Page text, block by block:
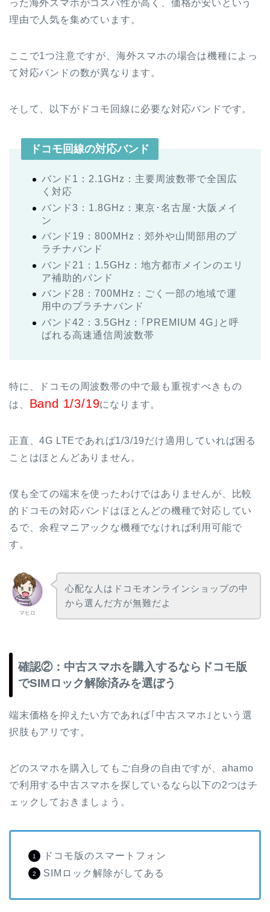
った海外スマホがコスパ性が高く、価格が安いという
理由で人気を集めています。
ここで1つ注意ですが、海外スマホの場合は機種によっ
て対応バンドの数が異なります。
そして、以下がドコモ回線に必要な対応バンドです。
ドコモ回線の対応バンド
バンド1：2.1GHz：主要周波数帯で全国広
く対応
バンド3：1.8GHz：東京･名古屋･大阪メイ
ン
バンド19：800MHz：郊外や山間部用のプ
ラチナバンド
バンド21：1.5GHz：地方都市メインのエリ
ア補助的バンド
バンド28：700MHz：ごく一部の地域で運
用中のプラチナバンド
バンド42：3.5GHz：｢PREMIUM 4G｣と呼
ばれる高速通信周波数帯
特に、ドコモの周波数帯の中で最も重視すべきもの
は、 Band 1/3/19になります。
正直、4G LTEであれば1/3/19だけ適用していれば困る
ことはほとんどありません。
僕も全ての端末を使ったわけではありませんが、比較
的ドコモの対応バンドはほとんどの機種で対応してい
るで、余程マニアックな機種でなければ利用可能で
す。
マヒロ
心配な人はドコモオンラインショップの中
から選んだ方が無難だよ
確認②：中古スマホを購入するならドコモ版
でSIMロック解除済みを選ぼう
端末価格を抑えたい方であれば｢中古スマホ｣という選
択肢もアリです。
どのスマホを購入してもご自身の自由ですが、ahamo
で利用する中古スマホを探しているなら以下の2つはチ
ェックしておきましょう。
ドコモ版のスマートフォン
SIMロック解除がしてある